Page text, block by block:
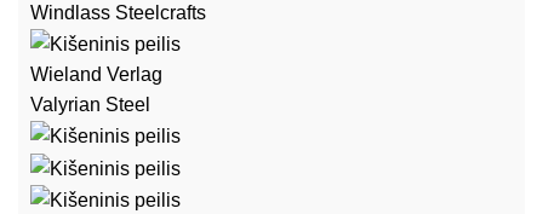
Windlass Steelcrafts
Wieland Verlag
Valyrian Steel